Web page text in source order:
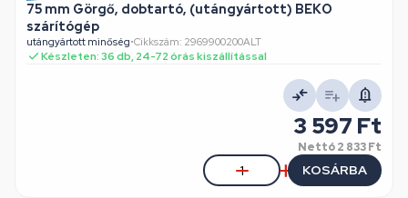
75 mm Görgő, dobtartó, (utángyártott) BEKO
szárítógép
utángyártott minőség•Cikkszám: 2969900200ALT
Készleten: 36 db, 24-72 órás kiszállítással
3 597 Ft
Nettó2 833 Ft
KOSÁRBA